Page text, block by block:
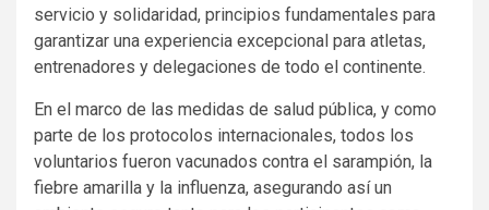
servicio y solidaridad, principios fundamentales para
garantizar una experiencia excepcional para atletas,
entrenadores y delegaciones de todo el continente.
En el marco de las medidas de salud pública, y como
parte de los protocolos internacionales, todos los
voluntarios fueron vacunados contra el sarampión, la
fiebre amarilla y la influenza, asegurando así un